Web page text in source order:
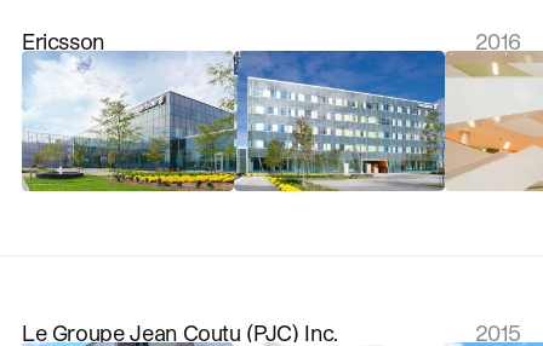
2016
Ericsson
2015
Le Groupe Jean Coutu (PJC) Inc.